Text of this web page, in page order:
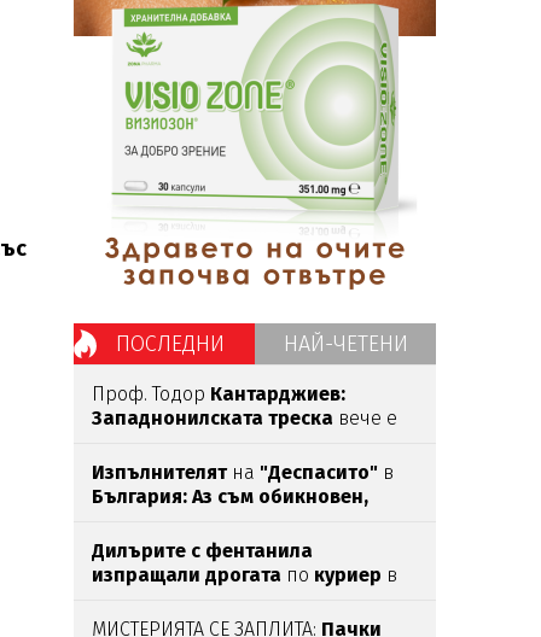
ПОСЛЕДНИ НАЙ-ЧЕТЕНИ
Проф. Тодор Кантарджиев:
Западнонилската треска вече е
60
Изпълнителятна "Деспасито" в
България: Аз съм обикновен,
Дилърите с фентанила
изпращали дрогата по куриер в
МИСТЕРИЯТА СЕ ЗАПЛИТА: Пачки